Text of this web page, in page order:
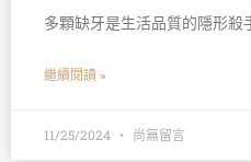
多顆缺牙是生活品質的隱形殺
繼續閱讀 »
11/25/2024 尚無留言